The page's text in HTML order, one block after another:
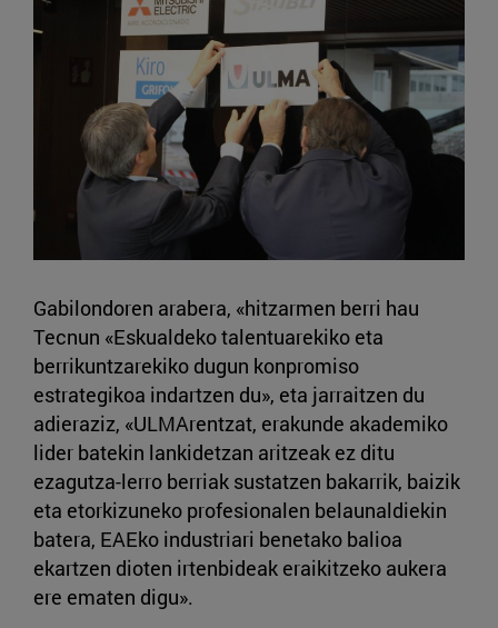
Gabilondoren arabera, «hitzarmen berri hau
Tecnun «Eskualdeko talentuarekiko eta
berrikuntzarekiko dugun konpromiso
estrategikoa indartzen du», eta jarraitzen du
adieraziz, «ULMArentzat, erakunde akademiko
lider batekin lankidetzan aritzeak ez ditu
ezagutza-lerro berriak sustatzen bakarrik, baizik
eta etorkizuneko profesionalen belaunaldiekin
batera, EAEko industriari benetako balioa
ekartzen dioten irtenbideak eraikitzeko aukera
ere ematen digu».